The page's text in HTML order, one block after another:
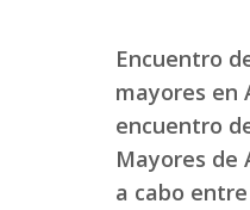
Encuentro
mayores en
encuentro
Mayores de
a cabo